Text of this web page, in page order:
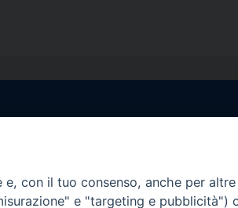
tel. 0818714501
Giorni ed Orari Apertura Uffici:
con il tuo consenso, anche per
e "targeting e pubblicità")